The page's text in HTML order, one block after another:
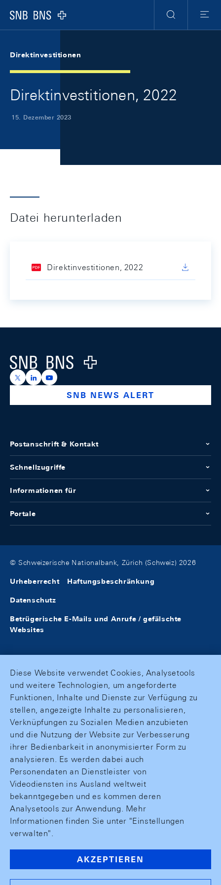
Logo
Suche
Menu
Direktinvestitionen
Direktinvestitionen, 2022
15. Dezember 2023
Datei herunterladen
Direktinvestitionen, 2022
Logo
https://x.com/snb_bns
https://ch.linkedin.com/company/swiss-national-
https://www.youtube.com/@swissnationalbank
SNB NEWS ALERT
Postanschrift & Kontakt
Schnellzugriffe
Informationen für
Portale
© Schweizerische Nationalbank, Zürich (Schweiz) 2026
Urheberrecht Haftungsbeschränkung
Datenschutz
Betrügerische E-Mails und Anrufe / gefälschte
Websites
Diese Website verwendet Cookies, Analysetools
und weitere Technologien, um angeforderte
Funktionen, Inhalte und Dienste zur Verfügung zu
stellen, angezeigte Inhalte zu personalisieren,
Verknüpfungen zu Sozialen Medien anzubieten
und die Nutzung der Website zur Verbesserung
ihrer Bedienbarkeit in anonymisierter Form zu
analysieren. Es werden dabei auch
Personendaten an Dienstleister von
Videodiensten ins Ausland weltweit
bekanntgegeben und es kommen deren
Analysetools zur Anwendung. Mehr
Informationen finden Sie unter "Einstellungen
verwalten".
AKZEPTIEREN